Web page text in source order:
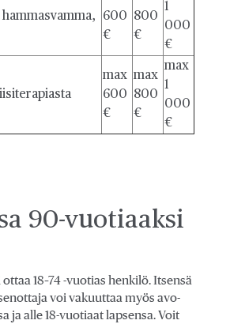
600
€
800
€
1
000
€
max
600
€
max
800
€
max
1
000
€
90-vuotiaaksi
18–74 -vuotias henkilö. Itsensä
voi vakuuttaa myös avo-
ja alle 18-vuotiaat lapsensa. Voit